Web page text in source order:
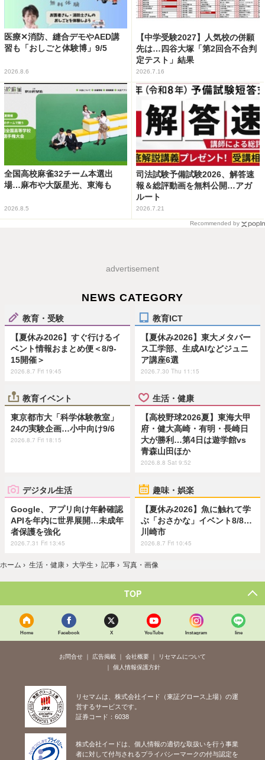
医療✕消防、縫合デモやAED講
習も「おしごと体験博」9/5
2026.8.6
【中学受験2027】人気校の併願
先は…四谷大塚「第2回合不合判
定テスト」結果
2026.7.16
全国高校麻雀32チーム本選出
場…麻布や大阪星光、東海も
2026.8.5
司法試験予備試験2026、解答速
報＆総評動画を無料公開…アガ
ルート
2026.7.21
Recommended by
advertisement
NEWS CATEGORY
教育・受験
【夏休み2026】すぐ行けるイ
ベント情報おまとめ便＜8/9-
15開催＞
2026.8.7 Fri 19:45
教育ICT
【夏休み2026】東大メタバー
ス工学部、生成AIなどジュニ
ア講座6選
2026.7.30 Thu 11:15
教育イベント
東京都市大「科学体験教室」
24の実験企画…小中向け9/6
2026.8.7 Fri 18:15
生活・健康
【高校野球2026夏】東海大甲
府・健大高崎・有明・長崎日
大が勝利…第4日は遊学館vs
青森山田ほか
2026.8.8 Sat 9:52
デジタル生活
Google、アプリ向け年齢確認
APIを年内に世界展開…未成年
者保護を強化
2026.7.31 Fri 13:45
趣味・娯楽
【夏休み2026】魚に触れて学
ぶ「おさかな」イベント8/8…
川崎市
2026.8.7 Fri 10:45
ホーム › 生活・健康 › 大学生 › 記事 › 写真・画像
TOP
Home Facebook X YouTube Instagram line
お問合せ 広告掲載 会社概要
リセマムについて
個人情報保護方針
リセマムは、株式会社イード（東証グロース上場）の運
営するサービスです。
証券コード：6038
株式会社イードは、個人情報の適切な取扱いを行う事業
者に対して付与されるプライバシーマークの付与認定を